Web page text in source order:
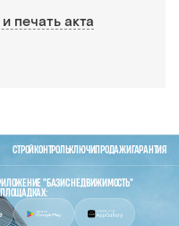
печать акта
СТРОЙКОНТРОЛЬКЛЮЧИ ПРОДАЖИ ГАРАНТИЯ
"БАЗИС НЕДВИЖИМОСТЬ"